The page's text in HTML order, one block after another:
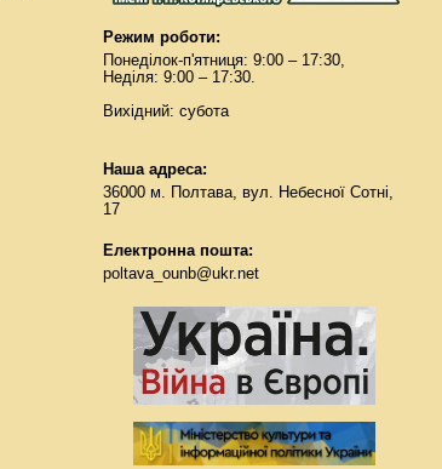
Режим роботи:
Понеділок-п'ятниця: 9:00 – 17:30,
Неділя: 9:00 – 17:30.
Вихідний: субота
Наша адреса:
36000 м. Полтава, вул. Небесної Сотні,
17
Електронна пошта:
poltava_ounb@ukr.net